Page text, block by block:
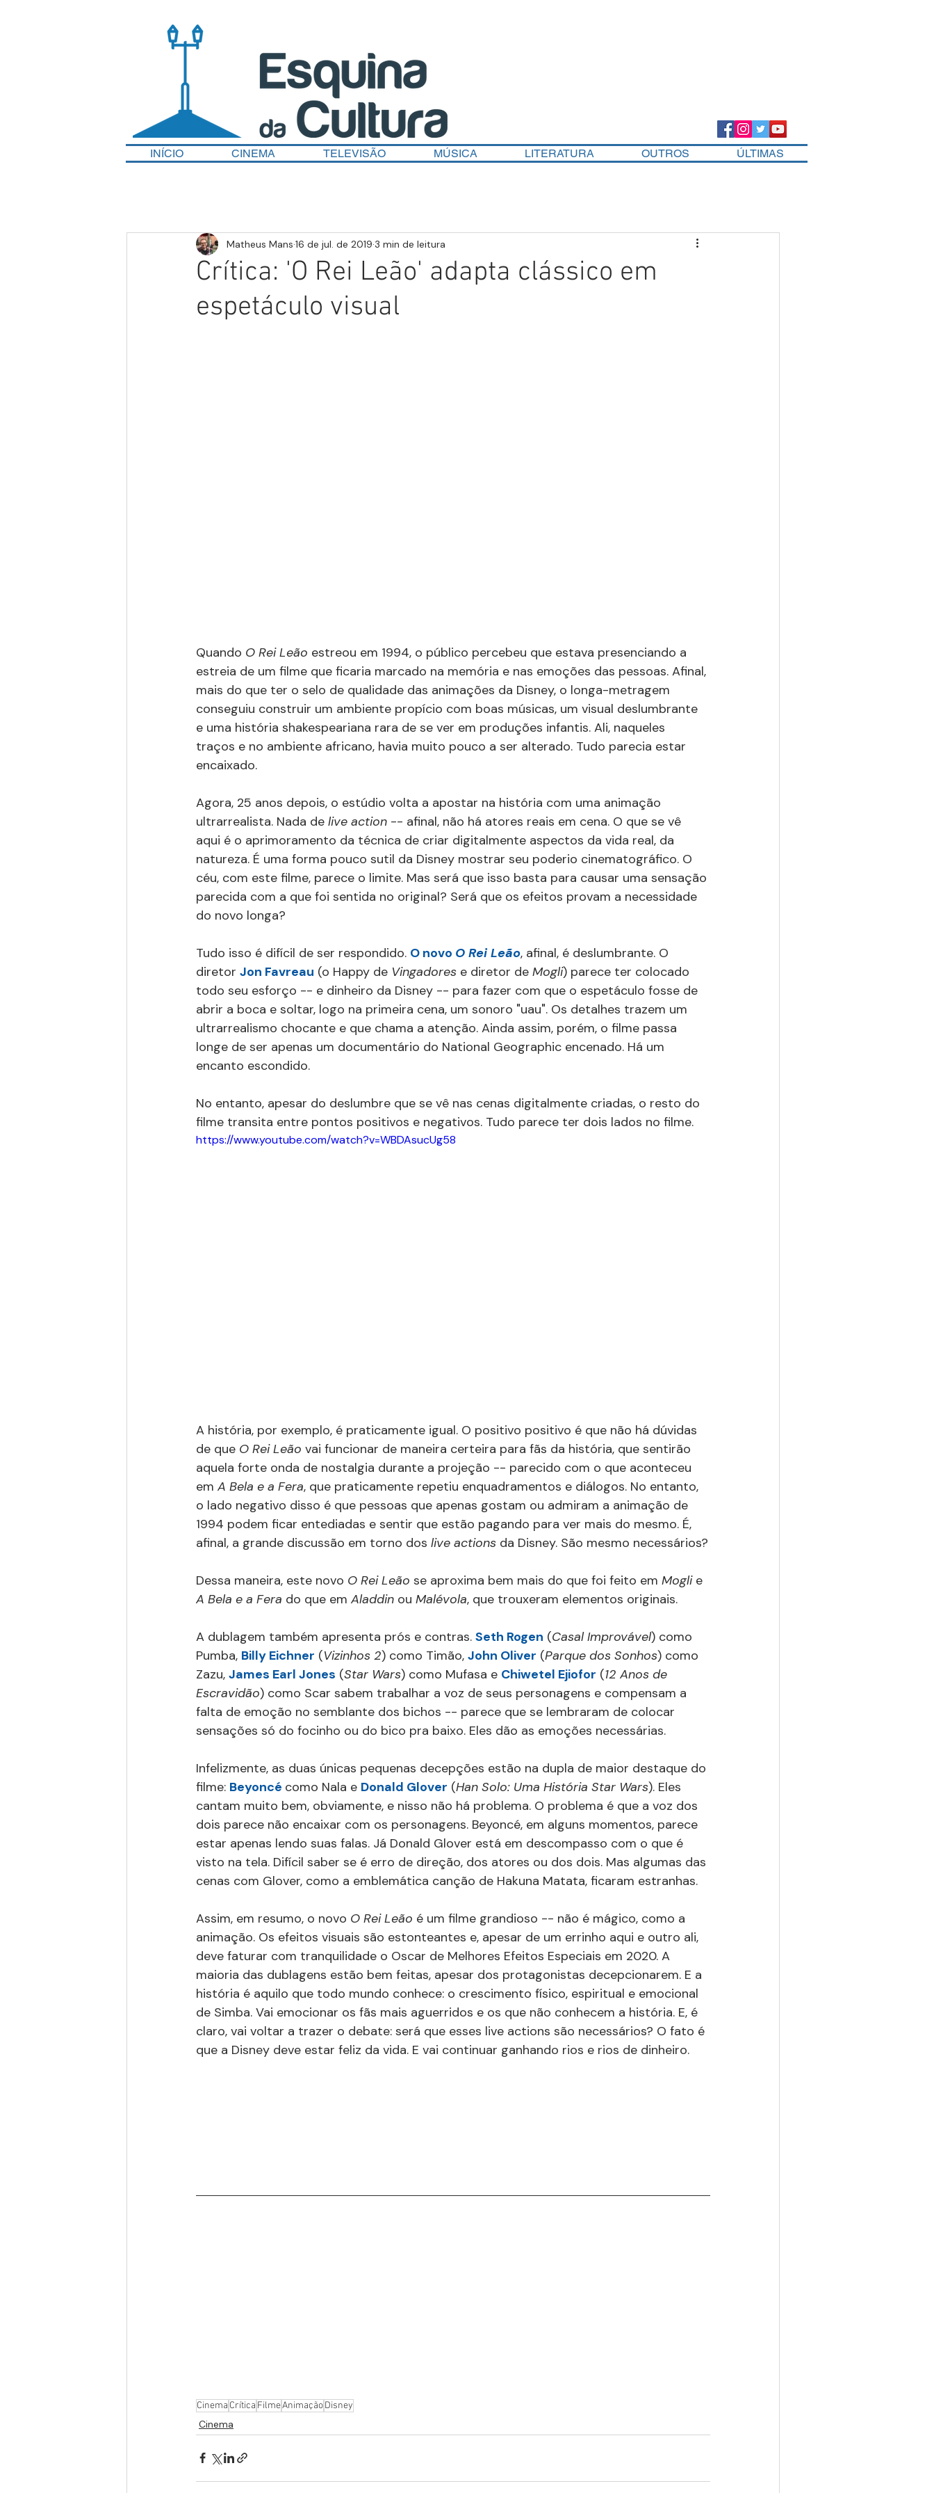
INÍCIO CINEMA TELEVISÃO MÚSICA LITERATURA OUTROS ÚLTIMAS
Crítica: 'O Rei Leão' adapta clássico em
espetáculo visual
Matheus Mans 16 de jul. de 2019 3 min de leitura
Quando O Rei Leão estreou em 1994, o público percebeu que estava presenciando a
estreia de um filme que ficaria marcado na memória e nas emoções das pessoas. Afinal,
mais do que ter o selo de qualidade das animações da Disney, o longa-metragem
conseguiu construir um ambiente propício com boas músicas, um visual deslumbrante
e uma história shakespeariana rara de se ver em produções infantis. Ali, naqueles
traços e no ambiente africano, havia muito pouco a ser alterado. Tudo parecia estar
encaixado.
Agora, 25 anos depois, o estúdio volta a apostar na história com uma animação
ultrarrealista. Nada de live action -- afinal, não há atores reais em cena. O que se vê
aqui é o aprimoramento da técnica de criar digitalmente aspectos da vida real, da
natureza. É uma forma pouco sutil da Disney mostrar seu poderio cinematográfico. O
céu, com este filme, parece o limite. Mas será que isso basta para causar uma sensação
parecida com a que foi sentida no original? Será que os efeitos provam a necessidade
do novo longa?
Tudo isso é difícil de ser respondido. O novo O Rei Leão, afinal, é deslumbrante. O
diretor Jon Favreau (o Happy de Vingadores e diretor de Mogli) parece ter colocado
todo seu esforço -- e dinheiro da Disney -- para fazer com que o espetáculo fosse de
abrir a boca e soltar, logo na primeira cena, um sonoro "uau". Os detalhes trazem um
ultrarrealismo chocante e que chama a atenção. Ainda assim, porém, o filme passa
longe de ser apenas um documentário do National Geographic encenado. Há um
encanto escondido.
No entanto, apesar do deslumbre que se vê nas cenas digitalmente criadas, o resto do
filme transita entre pontos positivos e negativos. Tudo parece ter dois lados no filme.
https://www.youtube.com/watch?v=WBDAsucUg58
A história, por exemplo, é praticamente igual. O positivo positivo é que não há dúvidas
de que O Rei Leão vai funcionar de maneira certeira para fãs da história, que sentirão
aquela forte onda de nostalgia durante a projeção -- parecido com o que aconteceu
em A Bela e a Fera, que praticamente repetiu enquadramentos e diálogos. No entanto,
o lado negativo disso é que pessoas que apenas gostam ou admiram a animação de
1994 podem ficar entediadas e sentir que estão pagando para ver mais do mesmo. É,
afinal, a grande discussão em torno dos live actions da Disney. São mesmo necessários?
Dessa maneira, este novo O Rei Leão se aproxima bem mais do que foi feito em Mogli e
A Bela e a Fera do que em Aladdin ou Malévola, que trouxeram elementos originais.
A dublagem também apresenta prós e contras. Seth Rogen (Casal Improvável) como
Pumba, Billy Eichner (Vizinhos 2) como Timão, John Oliver (Parque dos Sonhos) como
Zazu, James Earl Jones (Star Wars) como Mufasa e Chiwetel Ejiofor (12 Anos de
Escravidão) como Scar sabem trabalhar a voz de seus personagens e compensam a
falta de emoção no semblante dos bichos -- parece que se lembraram de colocar
sensações só do focinho ou do bico pra baixo. Eles dão as emoções necessárias.
Infelizmente, as duas únicas pequenas decepções estão na dupla de maior destaque do
filme: Beyoncé como Nala e Donald Glover (Han Solo: Uma História Star Wars). Eles
cantam muito bem, obviamente, e nisso não há problema. O problema é que a voz dos
dois parece não encaixar com os personagens. Beyoncé, em alguns momentos, parece
estar apenas lendo suas falas. Já Donald Glover está em descompasso com o que é
visto na tela. Difícil saber se é erro de direção, dos atores ou dos dois. Mas algumas das
cenas com Glover, como a emblemática canção de Hakuna Matata, ficaram estranhas.
Assim, em resumo, o novo O Rei Leão é um filme grandioso -- não é mágico, como a
animação. Os efeitos visuais são estonteantes e, apesar de um errinho aqui e outro ali,
deve faturar com tranquilidade o Oscar de Melhores Efeitos Especiais em 2020. A
maioria das dublagens estão bem feitas, apesar dos protagonistas decepcionarem. E a
história é aquilo que todo mundo conhece: o crescimento físico, espiritual e emocional
de Simba. Vai emocionar os fãs mais aguerridos e os que não conhecem a história. E, é
claro, vai voltar a trazer o debate: será que esses live actions são necessários? O fato é
que a Disney deve estar feliz da vida. E vai continuar ganhando rios e rios de dinheiro.
Cinema Crítica FilmeAnimaçãoDisney
Cinema